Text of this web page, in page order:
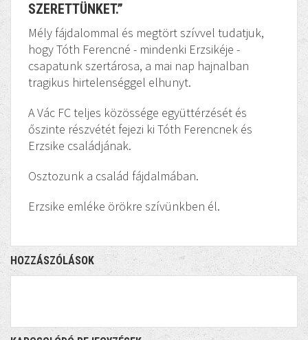
SZERETTÜNKET.”
Mély fájdalommal és megtört szívvel tudatjuk,
hogy Tóth Ferencné - mindenki Erzsikéje -
csapatunk szertárosa, a mai nap hajnalban
tragikus hirtelenséggel elhunyt.
A Vác FC teljes közössége együttérzését és
őszinte részvétét fejezi ki Tóth Ferencnek és
Erzsike családjának.
Osztozunk a család fájdalmában.
Erzsike emléke örökre szívünkben él.
HOZZÁSZÓLÁSOK